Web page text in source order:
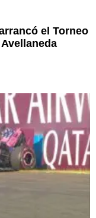
el Torneo